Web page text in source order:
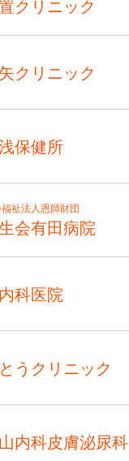
クリニック
クリニック
保健所
祉法人恩師財団
会有田病院
科医院
うクリニック
内科皮膚泌尿科